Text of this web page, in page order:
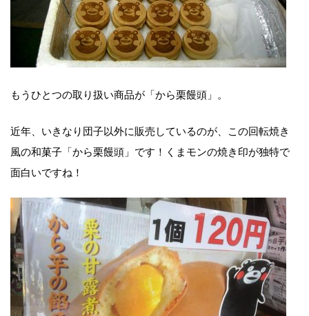
もうひとつの取り扱い商品が「から栗饅頭」。
近年、いきなり団子以外に販売しているのが、この回転焼き
風の和菓子「から栗饅頭」です！くまモンの焼き印が独特で
面白いですね！